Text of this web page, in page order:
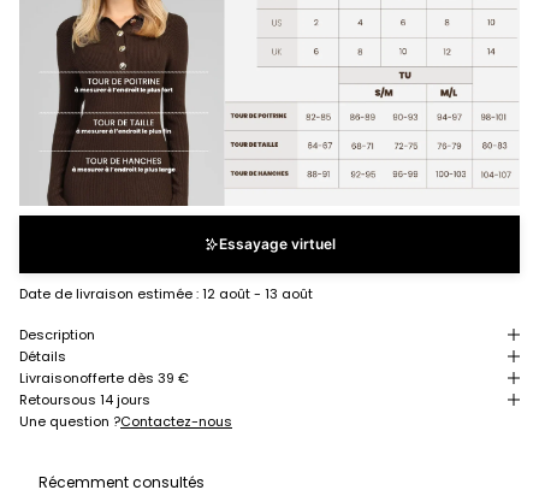
Essayage virtuel
Date de livraison estimée :12 août - 13 août
Description
Détails
Livraisonofferte dès 39 €
Retoursous 14 jours
Une question ?Contactez-nous
Récemment consultés